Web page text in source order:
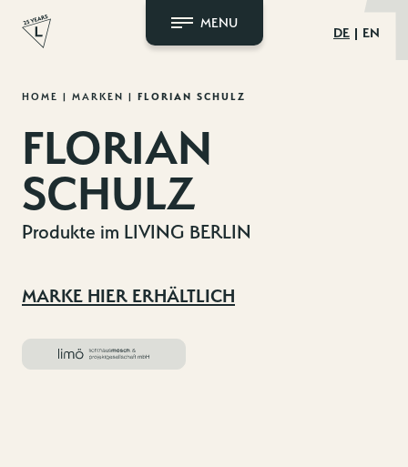
Zum
springen
MENU
DE EN
HOME | MARKEN | FLORIAN SCHULZ
FLORIAN
SCHULZ
Produkte im LIVING BERLIN
MARKE HIER ERHÄLTLICH